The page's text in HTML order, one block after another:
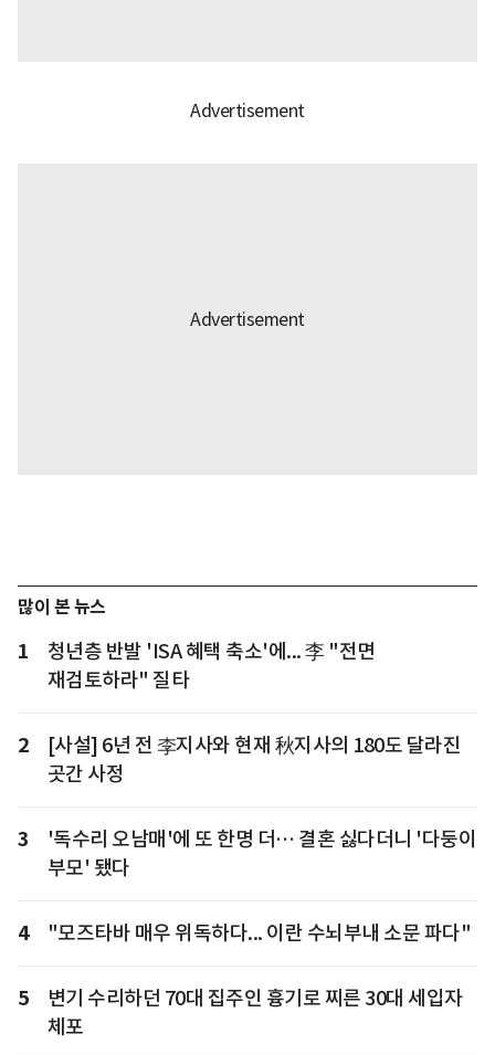
많이 본 뉴스
1
청년층 반발 'ISA 혜택 축소'에... 李 "전면
재검토하라" 질타
2
[사설] 6년 전 李지사와 현재 秋지사의 180도 달라진
곳간 사정
3
'독수리 오남매'에 또 한명 더… 결혼 싫다더니 '다둥이
부모' 됐다
4 "모즈타바 매우 위독하다... 이란 수뇌부내 소문 파다"
5
변기 수리하던 70대 집주인 흉기로 찌른 30대 세입자
체포